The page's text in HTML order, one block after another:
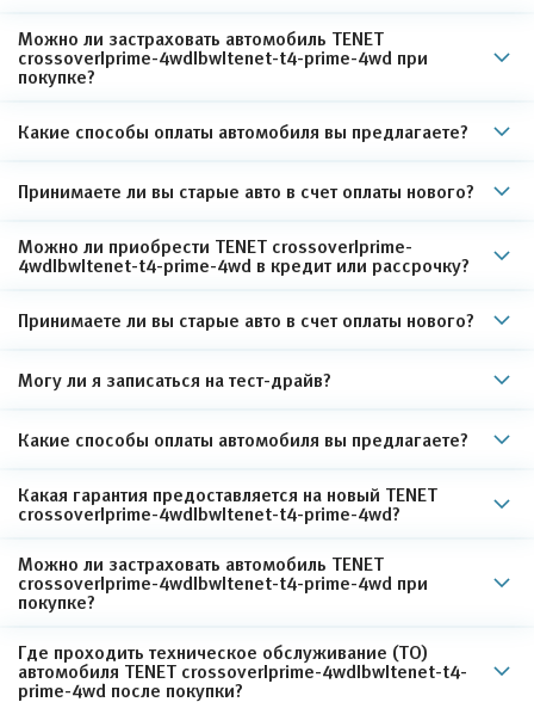
Можно ли застраховать автомобиль TENET
crossoverIprime-4wdIbwItenet-t4-prime-4wd при
покупке?
Какие способы оплаты автомобиля вы предлагаете?
Принимаете ли вы старые авто в счет оплаты нового?
Можно ли приобрести TENET crossoverIprime-
4wdIbwItenet-t4-prime-4wd в кредит или рассрочку?
Принимаете ли вы старые авто в счет оплаты нового?
Могу ли я записаться на тест-драйв?
Какие способы оплаты автомобиля вы предлагаете?
Какая гарантия предоставляется на новый TENET
crossoverIprime-4wdIbwItenet-t4-prime-4wd?
Можно ли застраховать автомобиль TENET
crossoverIprime-4wdIbwItenet-t4-prime-4wd при
покупке?
Где проходить техническое обслуживание (ТО)
автомобиля TENET crossoverIprime-4wdIbwItenet-t4-
prime-4wd после покупки?